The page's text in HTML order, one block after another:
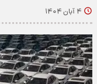
۴ آبان ۱۴۰۴